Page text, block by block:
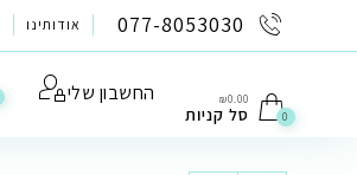
077-8053030 אודותינו
החשבון שלי ₪0.00
סל קניות 0